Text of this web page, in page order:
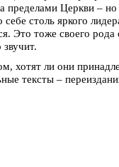
пределами Церкви –
столь яркого
Это тоже своего рода
хотят ли они
тексты –